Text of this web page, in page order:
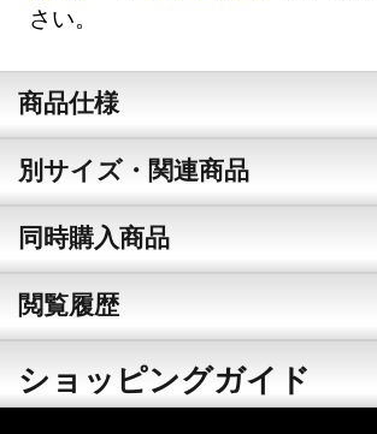
さい。
商品仕様
別サイズ・関連商品
同時購入商品
閲覧履歴
ショッピングガイド